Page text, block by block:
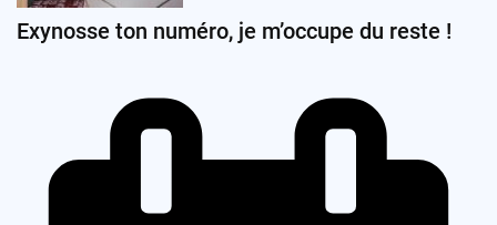
Exynosse ton numéro, je m’occupe du reste !